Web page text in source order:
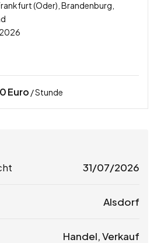
(Oder), Brandenburg,
Euro / Stunde
31/07/2026
Alsdorf
Handel, Verkauf